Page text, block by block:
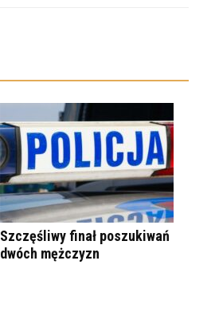
Szczęśliwy finał poszukiwań
dwóch mężczyzn